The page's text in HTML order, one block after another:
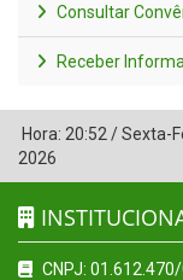
Consultar
Receber
Hora: 20:52 /Sexta-
2026
CNPJ: